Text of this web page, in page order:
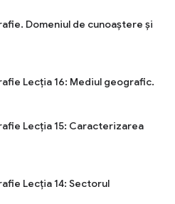
Domeniul de cunoaștere și
Lecția 16: Mediul geografic.
Lecția 15: Caracterizarea
Lecția 14: Sectorul